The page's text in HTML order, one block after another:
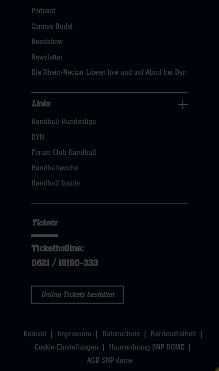
öffnen,
hier
Podcast
Connys Rudel
Roadshow
Newsletter
Die Rhein-Neckar Löwen live und auf Abruf bei Dyn
Navigation
öffnen,
dann
Links
Handball-Bundesliga
DYN
Forum Club Handball
Handballwoche
Handball Inside
Tickets
Tickethotline:
0621 / 18190-333
Online Tickets bestellen
Kontakt Impressum Datenschutz
Barrierefreiheit
Cookie-Einstellungen
Hausordnung SNP DOME
AGB SNP dome